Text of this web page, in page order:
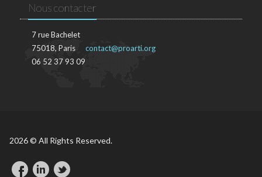
Nous contacter
7 rue Bachelet
75018, Paris
06 52 37 93 09
contact@proarti.org
2026 © All Rights Reserved.